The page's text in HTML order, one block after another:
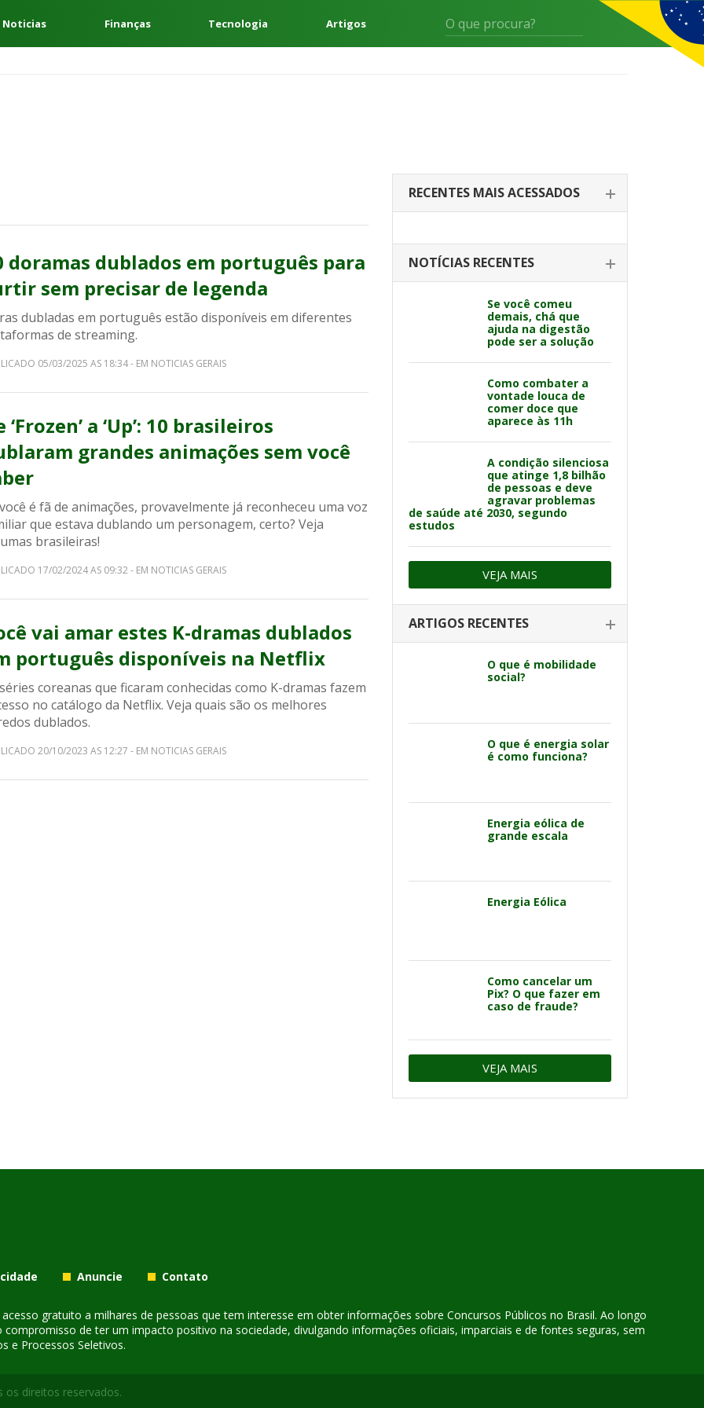
Noticias Finanças Tecnologia Artigos
doramas dublados em português para
sem precisar de legenda
dubladas em português estão disponíveis em diferentes
de streaming.
05/03/2025 AS 18:34 - EM NOTICIAS GERAIS
‘Frozen’ a ‘Up’: 10 brasileiros
grandes animações sem você
é fã de animações, provavelmente já reconheceu uma voz
que estava dublando um personagem, certo? Veja
brasileiras!
17/02/2024 AS 09:32 - EM NOTICIAS GERAIS
vai amar estes K-dramas dublados
português disponíveis na Netflix
coreanas que ficaram conhecidas como K-dramas fazem
no catálogo da Netflix. Veja quais são os melhores
dublados.
20/10/2023 AS 12:27 - EM NOTICIAS GERAIS
RECENTES MAIS ACESSADOS
NOTÍCIAS RECENTES
Se você comeu
demais, chá que
ajuda na digestão
pode ser a solução
Como combater a
vontade louca de
comer doce que
aparece às 11h
A condição silenciosa
que atinge 1,8 bilhão
de pessoas e deve
agravar problemas
de saúde até 2030, segundo
estudos
VEJA MAIS
ARTIGOS RECENTES
O que é mobilidade
social?
O que é energia solar
é como funciona?
Energia eólica de
grande escala
Energia Eólica
Como cancelar um
Pix? O que fazer em
caso de fraude?
VEJA MAIS
Anuncie Contato
gratuito a milhares de pessoas que tem interesse em obter informações sobre Concursos Públicos no Brasil. Ao longo
de ter um impacto positivo na sociedade, divulgando informações oficiais, imparciais e de fontes seguras, sem
e Processos Seletivos.
os direitos reservados.